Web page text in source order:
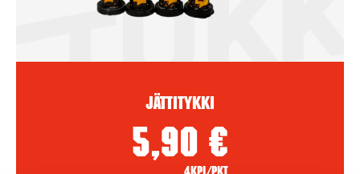
Jättitykki
5,90 €